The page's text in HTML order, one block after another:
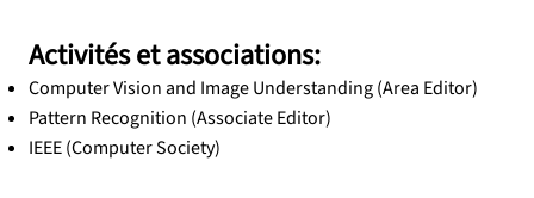
Activités et associations:
Computer Vision and Image Understanding (Area Editor)
Pattern Recognition (Associate Editor)
IEEE (Computer Society)